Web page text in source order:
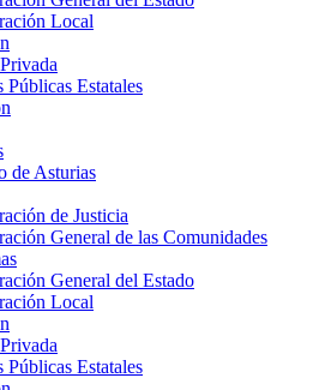
Local
Públicas Estatales
de Asturias
de Justicia
General de las Comunidades
General del Estado
Local
Públicas Estatales